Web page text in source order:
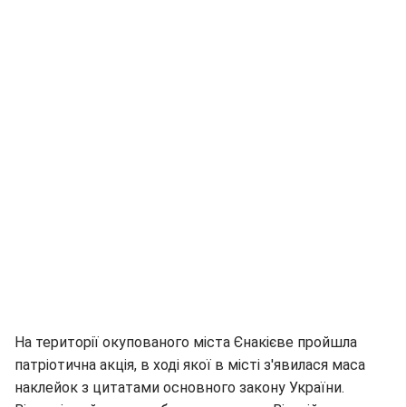
На території окупованого міста Єнакієве пройшла
патріотична акція, в ході якої в місті з'явилася маса
наклейок з цитатами основного закону України.